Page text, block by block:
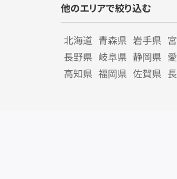
他のエリアで絞り込む
北海道 青森県 岩手県
長野県 岐阜県 静岡県
高知県 福岡県 佐賀県